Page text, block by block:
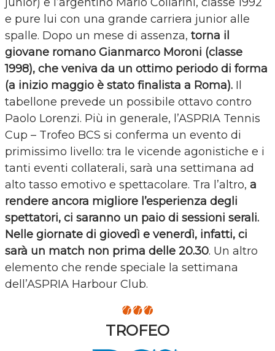
e pure lui con una grande carriera junior alle
spalle. Dopo un mese di assenza, torna il
giovane romano Gianmarco Moroni (classe
1998), che veniva da un ottimo periodo di forma
(a inizio maggio è stato finalista a Roma). Il
tabellone prevede un possibile ottavo contro
Paolo Lorenzi. Più in generale, l’ASPRIA Tennis
Cup – Trofeo BCS si conferma un evento di
primissimo livello: tra le vicende agonistiche e i
tanti eventi collaterali, sarà una settimana ad
alto tasso emotivo e spettacolare. Tra l’altro, a
rendere ancora migliore l’esperienza degli
spettatori, ci saranno un paio di sessioni serali.
Nelle giornate di giovedì e venerdì, infatti, ci
sarà un match non prima delle 20.30. Un altro
elemento che rende speciale la settimana
dell’ASPRIA Harbour Club.
TROFEO